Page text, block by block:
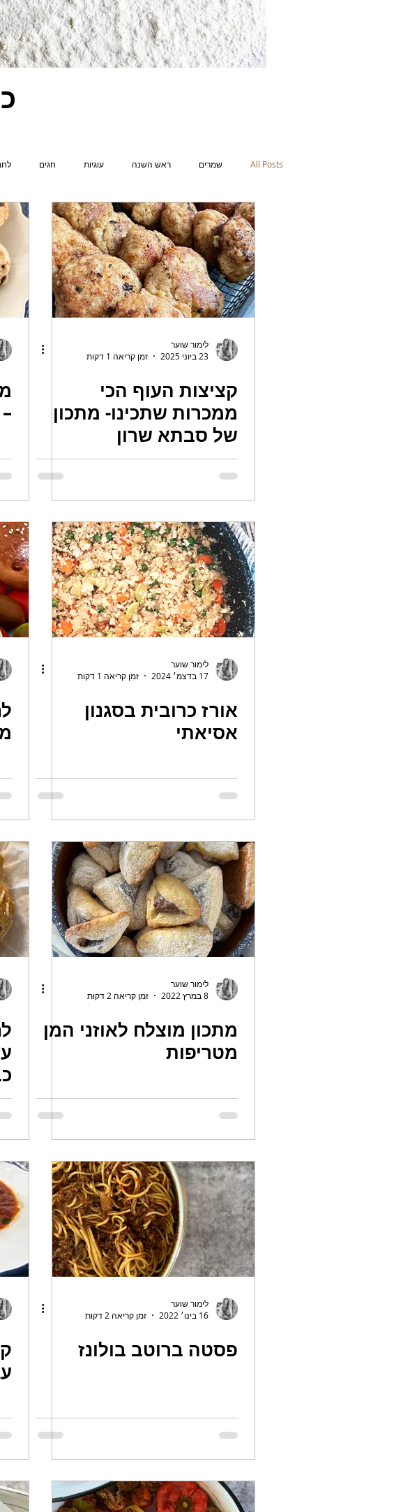
All Posts שמרים ראש השנה עוגיות חגים
שבועות חנוכה סלטים אירוח בסטייל גבינה
לימור שוער
23 ביוני 2025
זמן קריאה 1 דקות
קציצות העוף הכי
ממכרות שתכינו- מתכון
של סבתא שרון
לימור שוער
17 בדצמ׳ 2024
זמן קריאה 1 דקות
אורז כרובית בסגנון
אסיאתי
לימור שוער
8 במרץ 2022
זמן קריאה 2 דקות
מתכון מוצלח לאוזני המן
מטריפות
לימור שוער
16 בינו׳ 2022
זמן קריאה 2 דקות
פסטה ברוטב בולונז